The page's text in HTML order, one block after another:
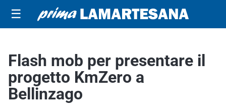
☰
Flash mob per presentare il
progetto KmZero a
Bellinzago